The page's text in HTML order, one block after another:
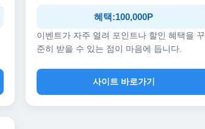
혜택:100,000P
이벤트가 자주 열려 포인트나 할인 혜택을 꾸
준히 받을 수 있는 점이 마음에 듭니다.
사이트 바로가기